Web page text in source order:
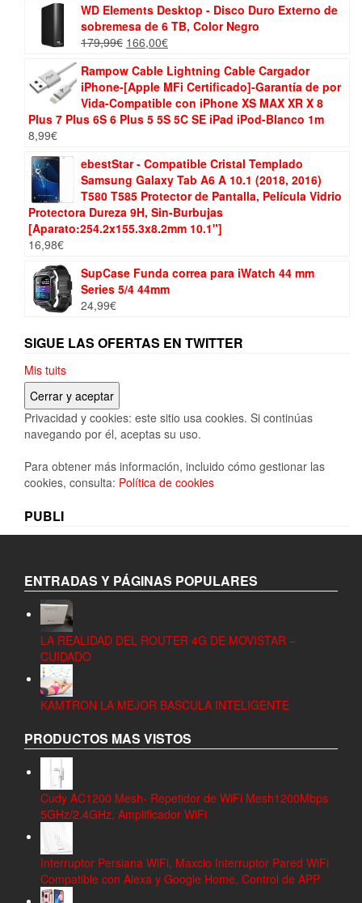
WD Elements Desktop - Disco Duro Externo de
sobremesa de 6 TB, Color Negro
179,99€ El
original
era:
179,99€.
166,00€El
actual
es:
166,00€.
Rampow Cable Lightning Cable Cargador
iPhone-[Apple MFi Certificado]-Garantía de por
Vida-Compatible con iPhone XS MAX XR X 8
Plus 7 Plus 6S 6 Plus 5 5S 5C SE iPad iPod-Blanco 1m
8,99€
ebestStar - Compatible Cristal Templado
Samsung Galaxy Tab A6 A 10.1 (2018, 2016)
T580 T585 Protector de Pantalla, Película Vidrio
Protectora Dureza 9H, Sin-Burbujas
[Aparato:254.2x155.3x8.2mm 10.1"]
16,98€
SupCase Funda correa para iWatch 44 mm
Series 5/4 44mm
24,99€
SIGUE LAS OFERTAS EN TWITTER
Mis tuits
Privacidad y cookies: este sitio usa cookies. Si continúas
navegando por él, aceptas su uso.
Para obtener más información, incluido cómo gestionar las
cookies, consulta: Política de cookies
PUBLI
ENTRADAS Y PÁGINAS POPULARES
LA REALIDAD DEL ROUTER 4G DE MOVISTAR –
CUIDADO
KAMTRON LA MEJOR BASCULA INTELIGENTE
PRODUCTOS MAS VISTOS
Cudy AC1200 Mesh- Repetidor de WiFi Mesh1200Mbps
5GHz/2.4GHz, Amplificador WiFi
Interruptor Persiana WiFi, Maxcio Interruptor Pared WiFi
Compatible con Alexa y Google Home, Control de APP